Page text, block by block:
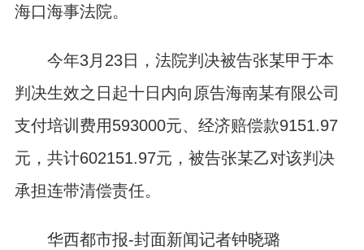
海口海事法院。
今年3月23日，法院判决被告张某甲于本
判决生效之日起十日内向原告海南某有限公司
支付培训费用593000元、经济赔偿款9151.97
元，共计602151.97元，被告张某乙对该判决
承担连带清偿责任。
华西都市报-封面新闻记者钟晓璐